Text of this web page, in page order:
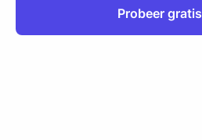
Probeer gratis